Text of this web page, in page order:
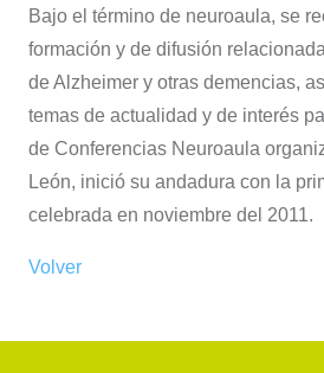
Bajo el término de neuroaula, se
formación y de difusión
de Alzheimer y otras demencias,
temas de actualidad y de interés
de Conferencias Neuroaula
León, inició su andadura con la
celebrada en noviembre del 2011.
Volver